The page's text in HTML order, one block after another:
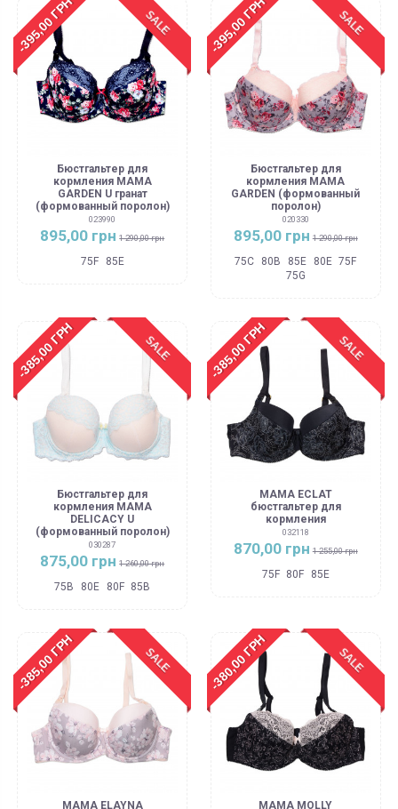
SALE
-395,00 ГРН
Бюстгальтер для
кормления MAMA
GARDEN U гранат
(формованный поролон)
023990
895,00 грн 1 290,00 грн
75F 85E
SALE
-395,00 ГРН
Бюстгальтер для
кормления MAMA
GARDEN (формованный
поролон)
020330
895,00 грн 1 290,00 грн
75C 80B 85E 80E 75F
75G
SALE
-385,00 ГРН
Бюстгальтер для
кормления MAMA
DELICACY U
(формованный поролон)
030287
875,00 грн 1 260,00 грн
75B 80E 80F 85B
SALE
-385,00 ГРН
MAMA ECLAT
бюстгальтер для
кормления
032118
870,00 грн 1 255,00 грн
75F 80F 85E
SALE
-385,00 ГРН
MAMA ELAYNA
SALE
-380,00 ГРН
MAMA MOLLY